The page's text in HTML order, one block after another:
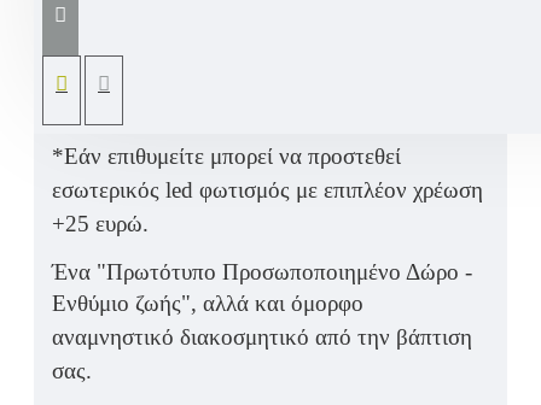
αναλλοίωτες στον χρόνο η ομορφότερη
*Εάν επιθυμείτε μπορεί να προστεθεί
εσωτερικός led φωτισμός με επιπλέον χρέωση
+25 ευρώ.
Ένα "Πρωτότυπο Προσωποποιημένο Δώρο -
Ενθύμιο ζωής", αλλά και όμορφο
αναμνηστικό διακοσμητικό από την βάπτιση
σας.